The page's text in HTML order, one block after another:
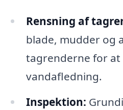
Rensning af
blade, mudder og
tagrenderne for at
vandafledning.
Inspektion: